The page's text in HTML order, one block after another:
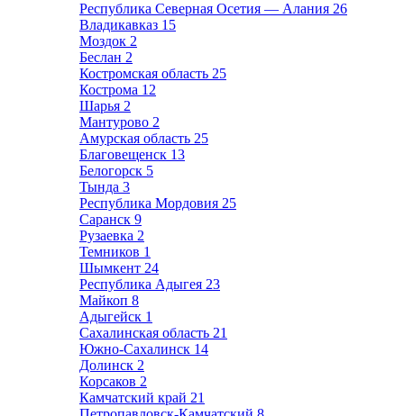
Республика Северная Осетия — Алания 26
Владикавказ 15
Моздок 2
Беслан 2
Костромская область 25
Кострома 12
Шарья 2
Мантурово 2
Амурская область 25
Благовещенск 13
Белогорск 5
Тында 3
Республика Мордовия 25
Саранск 9
Рузаевка 2
Темников 1
Шымкент 24
Республика Адыгея 23
Майкоп 8
Адыгейск 1
Сахалинская область 21
Южно-Сахалинск 14
Долинск 2
Корсаков 2
Камчатский край 21